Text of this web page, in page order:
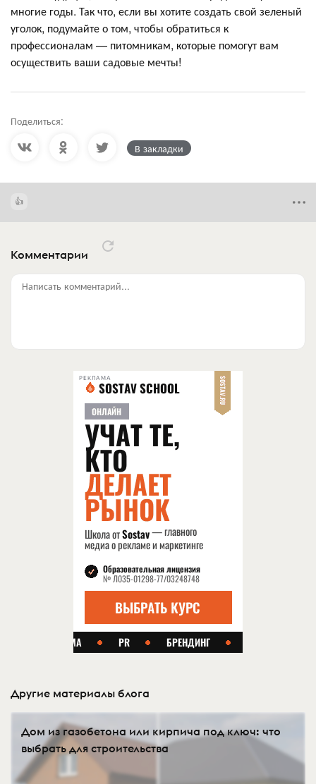
многие годы. Так что, если вы хотите создать свой зеленый
уголок, подумайте о том, чтобы обратиться к
профессионалам — питомникам, которые помогут вам
осуществить ваши садовые мечты!
Поделиться:
В закладки
Комментарии
Написать комментарий...
РЕКЛАМА
Другие материалы блога
Дом из газобетона или кирпича под ключ: что
выбрать для строительства